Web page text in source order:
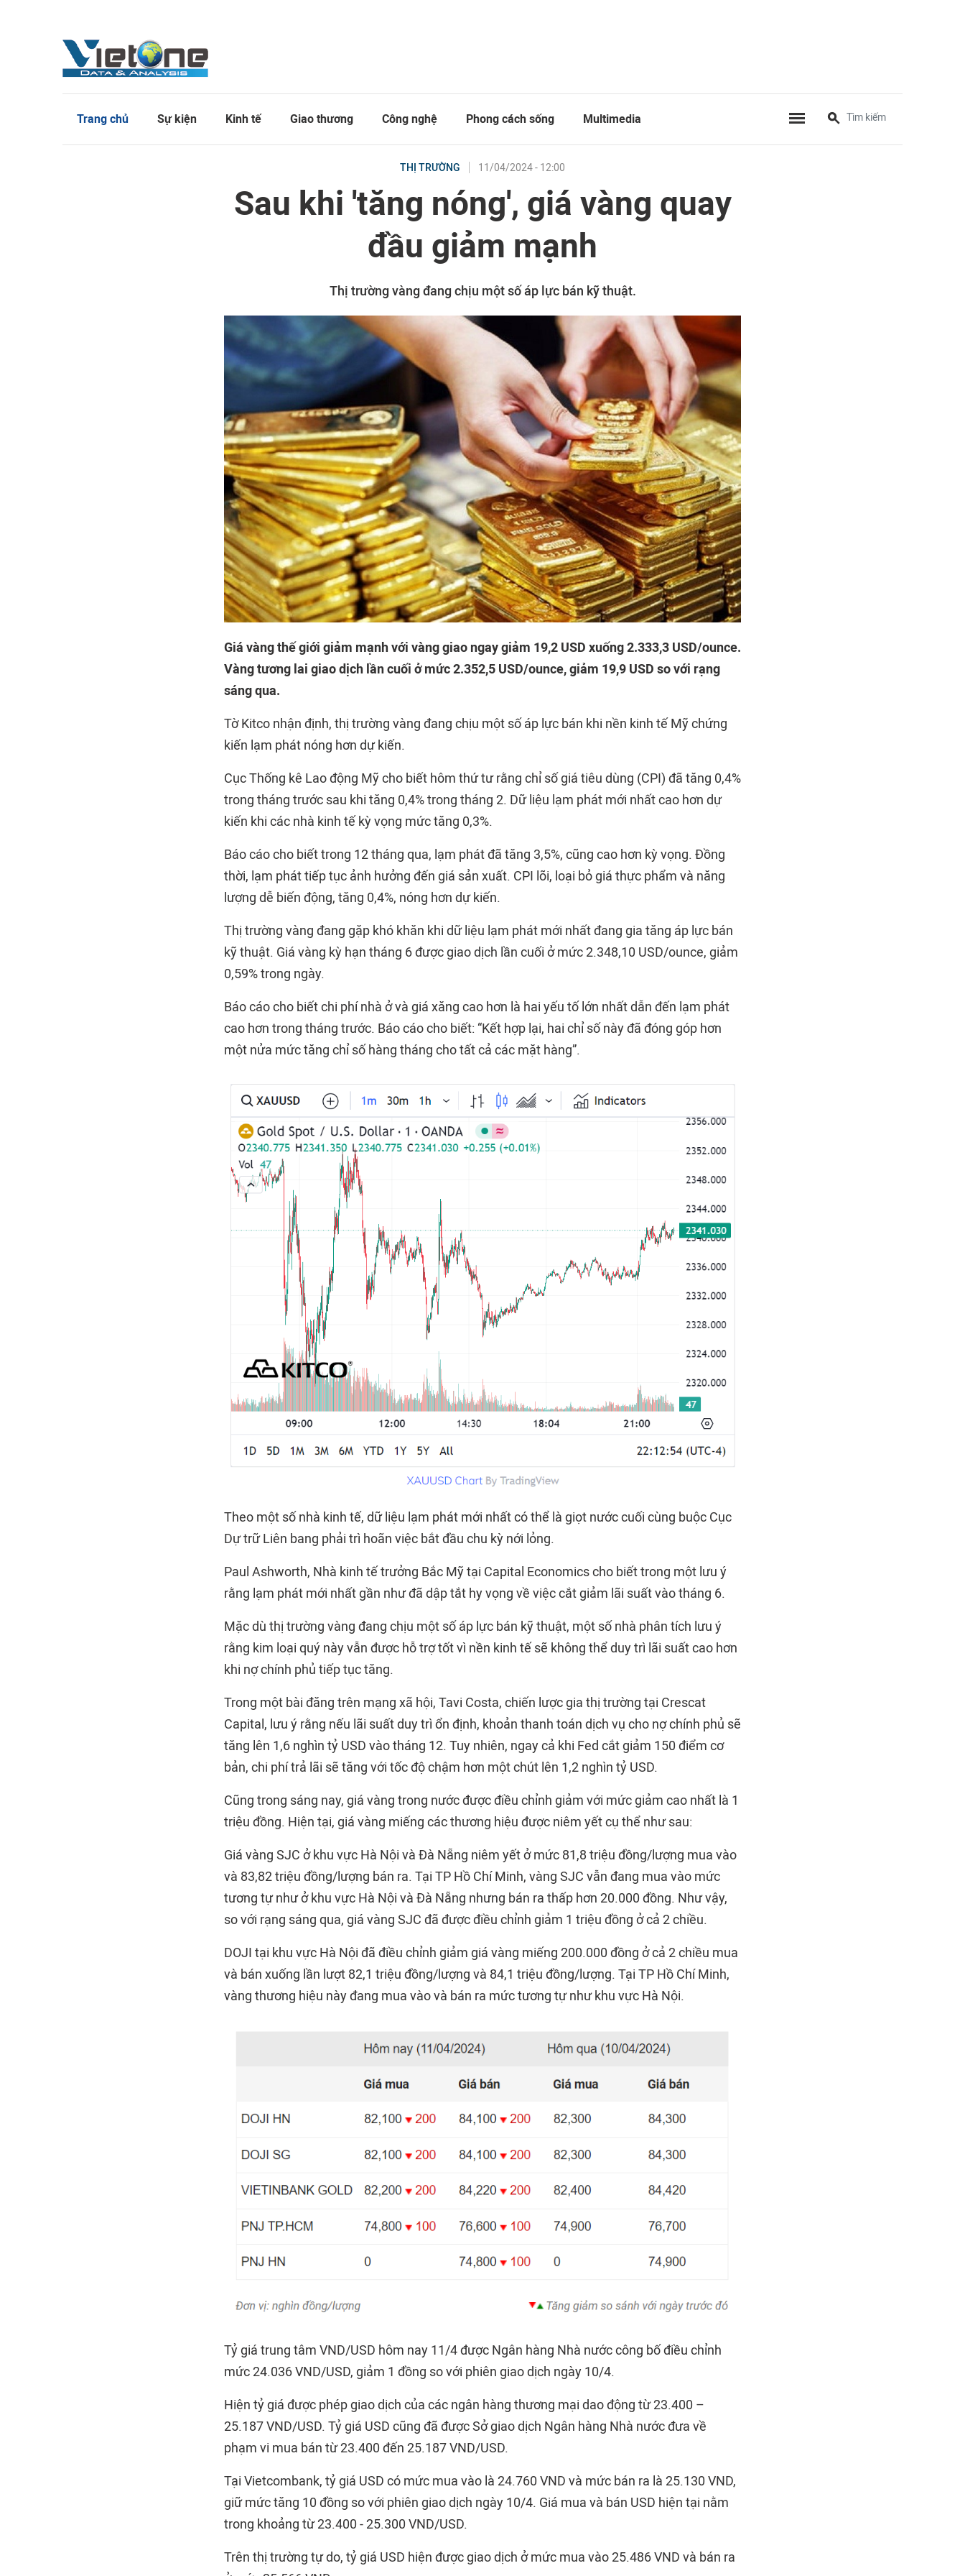
Trang chủ Sự kiện Kinh tế Giao thương Công nghệ Phong cách sống Multimedia
THỊ TRƯỜNG 11/04/2024 - 12:00
Sau khi 'tăng nóng', giá vàng quay
đầu giảm mạnh
Thị trường vàng đang chịu một số áp lực bán kỹ thuật.
Giá vàng thế giới giảm mạnh với vàng giao ngay giảm 19,2 USD xuống 2.333,3 USD/ounce.
Vàng tương lai giao dịch lần cuối ở mức 2.352,5 USD/ounce, giảm 19,9 USD so với rạng
sáng qua.
Tờ Kitco nhận định, thị trường vàng đang chịu một số áp lực bán khi nền kinh tế Mỹ chứng
kiến lạm phát nóng hơn dự kiến.
Cục Thống kê Lao động Mỹ cho biết hôm thứ tư rằng chỉ số giá tiêu dùng (CPI) đã tăng 0,4%
trong tháng trước sau khi tăng 0,4% trong tháng 2. Dữ liệu lạm phát mới nhất cao hơn dự
kiến khi các nhà kinh tế kỳ vọng mức tăng 0,3%.
Báo cáo cho biết trong 12 tháng qua, lạm phát đã tăng 3,5%, cũng cao hơn kỳ vọng. Đồng
thời, lạm phát tiếp tục ảnh hưởng đến giá sản xuất. CPI lõi, loại bỏ giá thực phẩm và năng
lượng dễ biến động, tăng 0,4%, nóng hơn dự kiến.
Thị trường vàng đang gặp khó khăn khi dữ liệu lạm phát mới nhất đang gia tăng áp lực bán
kỹ thuật. Giá vàng kỳ hạn tháng 6 được giao dịch lần cuối ở mức 2.348,10 USD/ounce, giảm
0,59% trong ngày.
Báo cáo cho biết chi phí nhà ở và giá xăng cao hơn là hai yếu tố lớn nhất dẫn đến lạm phát
cao hơn trong tháng trước. Báo cáo cho biết: “Kết hợp lại, hai chỉ số này đã đóng góp hơn
một nửa mức tăng chỉ số hàng tháng cho tất cả các mặt hàng”.
Theo một số nhà kinh tế, dữ liệu lạm phát mới nhất có thể là giọt nước cuối cùng buộc Cục
Dự trữ Liên bang phải trì hoãn việc bắt đầu chu kỳ nới lỏng.
Paul Ashworth, Nhà kinh tế trưởng Bắc Mỹ tại Capital Economics cho biết trong một lưu ý
rằng lạm phát mới nhất gần như đã dập tắt hy vọng về việc cắt giảm lãi suất vào tháng 6.
Mặc dù thị trường vàng đang chịu một số áp lực bán kỹ thuật, một số nhà phân tích lưu ý
rằng kim loại quý này vẫn được hỗ trợ tốt vì nền kinh tế sẽ không thể duy trì lãi suất cao hơn
khi nợ chính phủ tiếp tục tăng.
Trong một bài đăng trên mạng xã hội, Tavi Costa, chiến lược gia thị trường tại Crescat
Capital, lưu ý rằng nếu lãi suất duy trì ổn định, khoản thanh toán dịch vụ cho nợ chính phủ sẽ
tăng lên 1,6 nghìn tỷ USD vào tháng 12. Tuy nhiên, ngay cả khi Fed cắt giảm 150 điểm cơ
bản, chi phí trả lãi sẽ tăng với tốc độ chậm hơn một chút lên 1,2 nghìn tỷ USD.
Cũng trong sáng nay, giá vàng trong nước được điều chỉnh giảm với mức giảm cao nhất là 1
triệu đồng. Hiện tại, giá vàng miếng các thương hiệu được niêm yết cụ thể như sau:
Giá vàng SJC ở khu vực Hà Nội và Đà Nẵng niêm yết ở mức 81,8 triệu đồng/lượng mua vào
và 83,82 triệu đồng/lượng bán ra. Tại TP Hồ Chí Minh, vàng SJC vẫn đang mua vào mức
tương tự như ở khu vực Hà Nội và Đà Nẵng nhưng bán ra thấp hơn 20.000 đồng. Như vậy,
so với rạng sáng qua, giá vàng SJC đã được điều chỉnh giảm 1 triệu đồng ở cả 2 chiều.
DOJI tại khu vực Hà Nội đã điều chỉnh giảm giá vàng miếng 200.000 đồng ở cả 2 chiều mua
và bán xuống lần lượt 82,1 triệu đồng/lượng và 84,1 triệu đồng/lượng. Tại TP Hồ Chí Minh,
vàng thương hiệu này đang mua vào và bán ra mức tương tự như khu vực Hà Nội.
Tỷ giá trung tâm VND/USD hôm nay 11/4 được Ngân hàng Nhà nước công bố điều chỉnh
mức 24.036 VND/USD, giảm 1 đồng so với phiên giao dịch ngày 10/4.
Hiện tỷ giá được phép giao dịch của các ngân hàng thương mại dao động từ 23.400 –
25.187 VND/USD. Tỷ giá USD cũng đã được Sở giao dịch Ngân hàng Nhà nước đưa về
phạm vi mua bán từ 23.400 đến 25.187 VND/USD.
Tại Vietcombank, tỷ giá USD có mức mua vào là 24.760 VND và mức bán ra là 25.130 VND,
giữ mức tăng 10 đồng so với phiên giao dịch ngày 10/4. Giá mua và bán USD hiện tại nằm
trong khoảng từ 23.400 - 25.300 VND/USD.
Trên thị trường tự do, tỷ giá USD hiện được giao dịch ở mức mua vào 25.486 VND và bán ra